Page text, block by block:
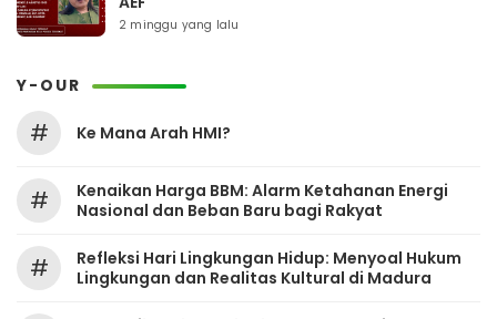
2 minggu yang lalu
Y-OUR
# Ke Mana Arah HMI?
#
Kenaikan Harga BBM: Alarm Ketahanan Energi
Nasional dan Beban Baru bagi Rakyat
#
Refleksi Hari Lingkungan Hidup: Menyoal Hukum
Lingkungan dan Realitas Kultural di Madura